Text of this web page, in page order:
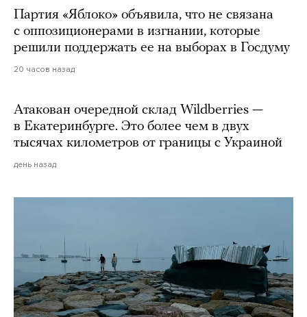
Партия «Яблоко» объявила, что не связана
с оппозиционерами в изгнании, которые
решили поддержать ее на выборах в Госдуму
20 часов назад
Атакован очередной склад Wildberries —
в Екатеринбурге. Это более чем в двух
тысячах километров от границы с Украиной
день назад